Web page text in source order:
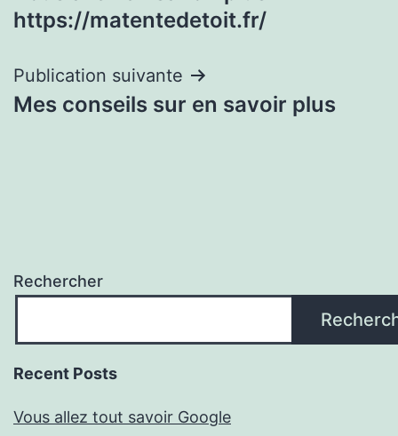
de
https://matentedetoit.fr/
Publication suivante
Mes conseils sur en savoir plus
Rechercher
Recent Posts
Vous allez tout savoir Google